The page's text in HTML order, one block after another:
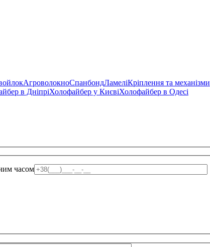
АгроволокноСпанбондЛамеліКріплення та механізми
в ДніпріХолофайбер у КиєвіХолофайбер в Одесі
часом